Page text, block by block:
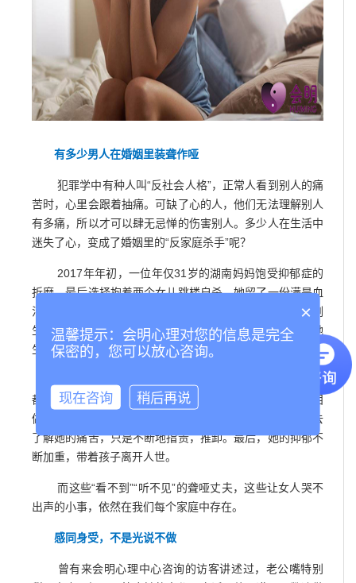
有多少男人在婚姻里装聋作哑
犯罪学中有种人叫“反社会人格”，正常人看到别人的痛
苦时，心里会跟着抽痛。可缺了心的人，他们无法理解别人
有多痛，所以才可以肆无忌惮的伤害别人。多少人在生活中
迷失了心，变成了婚姻里的“反家庭杀手”呢？
2017年年初，一位年仅31岁的湖南妈妈饱受抑郁症的
折磨，最后选择抱着两个女儿跳楼自杀。她留了一份满是血
泪的遗书：生孩子痛了22个小时，痛到她整个人发疯。但刚
生完孩子几天后，只因为孩子生了小病，全家人都在指责她
生的不好，却没有一个人安慰过她。
为了照顾孩子她辞了职在家做全职妈妈，全家的事务
都靠她来做。可她子宫失血严重，每天拖着病体，流着眼泪
做事，又招来了丈夫的埋怨。从头到尾，丈夫都没想过，去
了解她的痛苦，只是不断地指责，推卸。最后，她的抑郁不
断加重，带着孩子离开人世。
而这些“看不到”“听不见”的聋哑丈夫，这些让女人哭不
出声的小事，依然在我们每个家庭中存在。
感同身受，不是光说不做
曾有来会明心理中心咨询的访客讲述过，老公嘴特别
×
温馨提示：会明心理对您的信息是完全
保密的，您可以放心咨询。
现在咨询 稍后再说